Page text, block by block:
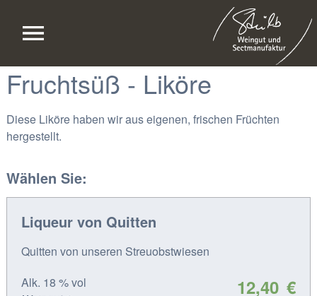
Fruchtsüß - Liköre
Diese Liköre haben wir aus eigenen, frischen Früchten
hergestellt.
Wählen Sie:
Liqueur von Quitten
Quitten von unseren Streuobstwiesen
Alk. 18 % vol
12,40 €